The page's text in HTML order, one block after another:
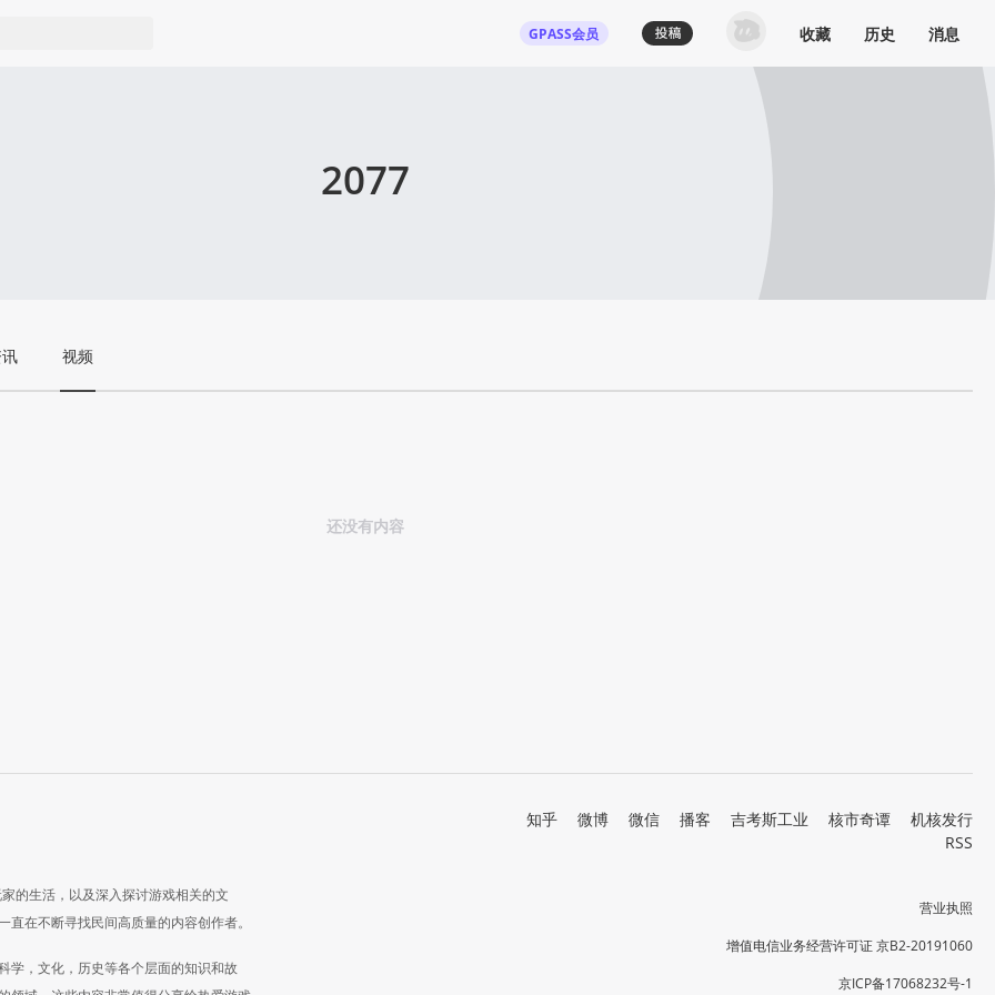
GPASS会员 收藏 历史 消息
2077
视频
还没有内容
的生活，以及深入探讨游戏相关的文
在不断寻找民间高质量的内容创作者。
学，文化，历史等各个层面的知识和故
知乎 微博 微信 播客 吉考斯工业 核市奇谭
机核发行
RSS
营业执照
增值电信业务经营许可证 京B2-20191060
京ICP备17068232号-1